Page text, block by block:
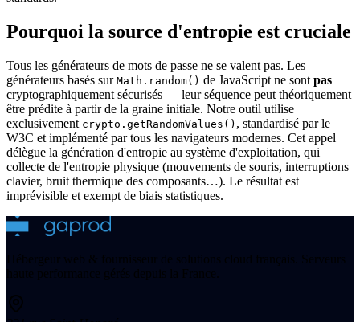
Pourquoi la source d'entropie est cruciale
Tous les générateurs de mots de passe ne se valent pas. Les
générateurs basés sur Math.random() de JavaScript ne sont pas
cryptographiquement sécurisés — leur séquence peut théoriquement
être prédite à partir de la graine initiale. Notre outil utilise
exclusivement crypto.getRandomValues() , standardisé par le
W3C et implémenté par tous les navigateurs modernes. Cet appel
délègue la génération d'entropie au système d'exploitation, qui
collecte de l'entropie physique (mouvements de souris, interruptions
clavier, bruit thermique des composants…). Le résultat est
imprévisible et exempt de biais statistiques.